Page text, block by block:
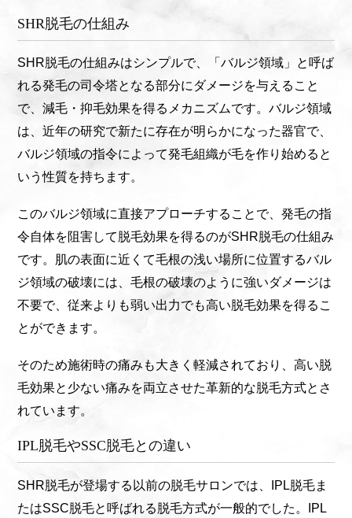
SHR脱毛の仕組み
SHR脱毛の仕組みはシンプルで、「バルジ領域」と呼ば
れる発毛の司令塔となる部分にダメージを与えること
で、減毛・抑毛効果を得るメカニズムです。バルジ領域
は、近年の研究で新たに存在が明らかになった器官で、
バルジ領域の指令によって発毛組織が毛を作り始めると
いう性質を持ちます。
このバルジ領域に直接アプローチすることで、発毛の指
令自体を阻害して脱毛効果を得るのがSHR脱毛の仕組み
です。肌の表面に近くて毛根の浅い場所に位置するバル
ジ領域の破壊には、毛根の破壊のように強いダメージは
不要で、従来よりも弱い出力でも高い脱毛効果を得るこ
とができます。
そのため施術時の痛みも大きく軽減されており、高い脱
毛効果と少ない痛みを両立させた革新的な脱毛方式とさ
れています。
IPL脱毛やSSC脱毛との違い
SHR脱毛が登場する以前の脱毛サロンでは、IPL脱毛ま
たはSSC脱毛と呼ばれる脱毛方式が一般的でした。IPL